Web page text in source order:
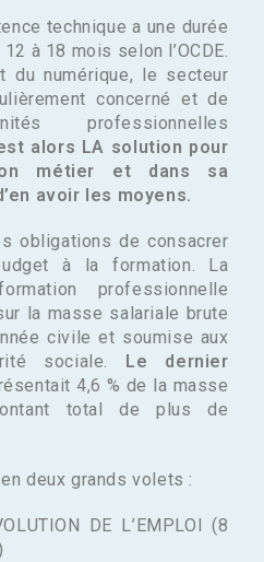
technique a une durée
à 18 mois selon l’OCDE.
du numérique, le secteur
concerné et de
professionnelles
alors LA solution pour
métier et dans sa
avoir les moyens.
obligations de consacrer
à la formation. La
professionnelle
la masse salariale brute
civile et soumise aux
sociale.
Le dernier
4,6 % de la masse
total de plus de
deux grands volets :
DE L’EMPLOI (8